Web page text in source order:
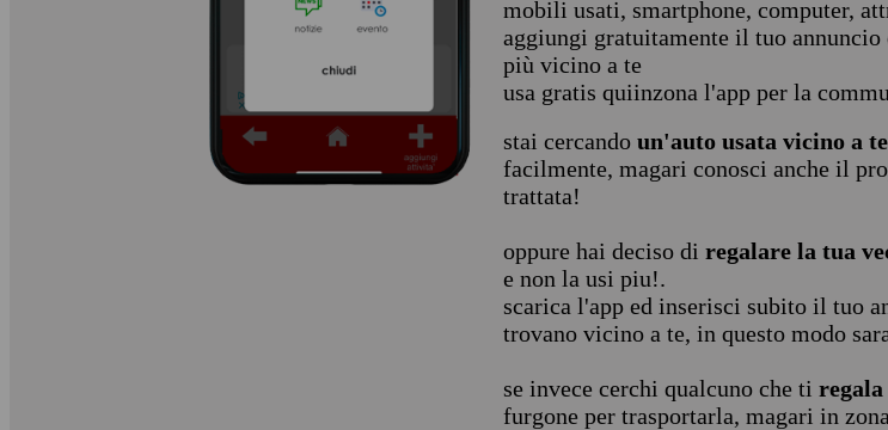
mobili usati, smartphone, computer,
aggiungi gratuitamente il tuo
più vicino a te
usa gratis quiinzona l'app per la
stai cercando un'auto usata vicino a te
facilmente, magari conosci anche il
trattata!
oppure hai deciso di regalare la tua
e non la usi piu!.
scarica l'app ed inserisci subito il tuo
trovano vicino a te, in questo modo
se invece cerchi qualcuno che ti
furgone per trasportarla, magari in